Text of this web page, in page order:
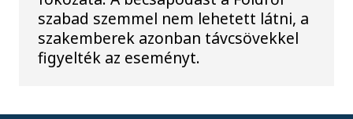
szabad szemmel nem lehetett látni, a
szakemberek azonban távcsövekkel
figyelték az eseményt.